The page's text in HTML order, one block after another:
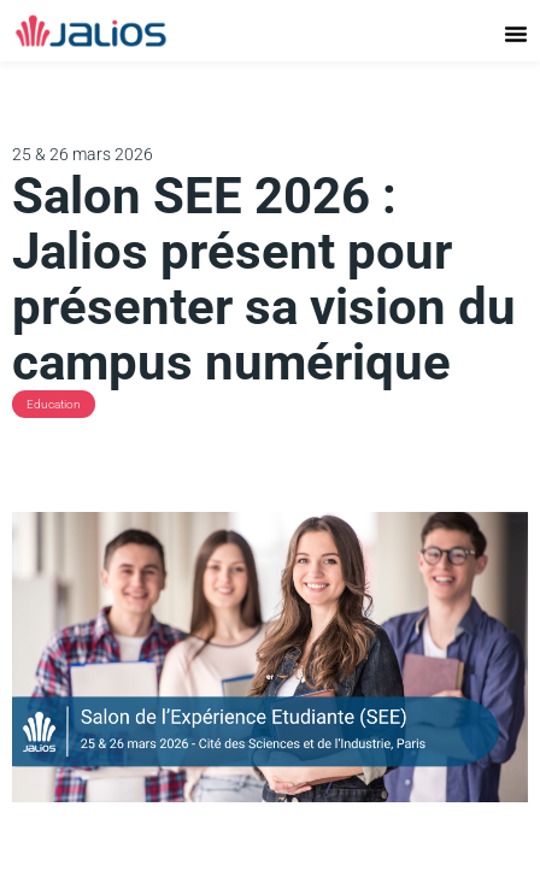
Aller
au
25 & 26 mars 2026
Salon SEE 2026 :
Jalios présent pour
présenter sa vision du
campus numérique
Education